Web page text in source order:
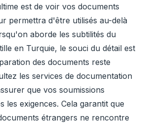
est de voir vos documents
permettra d'être utilisés au-delà
aborde les subtilités du
en Turquie, le souci du détail est
des documents reste
les services de documentation
que vos soumissions
les exigences. Cela garantit que
étrangers ne rencontre